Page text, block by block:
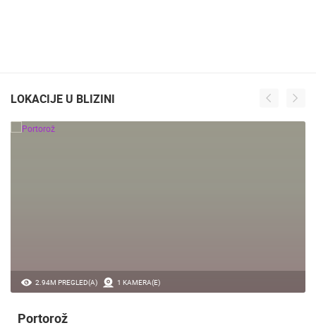
LOKACIJE U BLIZINI
2.94M PREGLED(A) 1 KAMERA(E)
Portorož